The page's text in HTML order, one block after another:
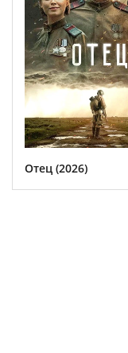
Отец (2026)